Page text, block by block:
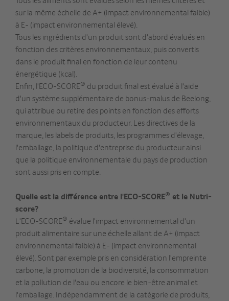
sur la même échelle de A+ (impact environnemental faible)
à E- (impact environnemental élevé).
Tous les ingrédients d'un produit sont d'abord évalués en
fonction des critères environnementaux, puis convertis
dans le produit final en fonction de leur contenu
énergétique (kcal).
Enfin, l'ECO-SCORE® du produit final est évalué à l'aide
d'un système supplémentaire de bonus-malus de Beelong,
qui attribue ou retire des points en fonction des efforts
environnementaux du producteur. Les directives de la
marque, les labels de produits, les programmes d'élevage,
l'emballage, la politique d'entreprise du producteur ainsi
que la politique environnementale du pays de production
sont aussi pris en compte.
Quelle est la différence entre l'ECO-SCORE® et le Nutri-
score?
L'ECO-SCORE® évalue l'impact environnemental d'un
produit alimentaire sur une échelle allant de A+ (impact
environnemental faible) à E- (impact environnemental
élevé). Sont par exemple pris en considération l'empreinte
carbone, la promotion de la biodiversité, la consommation
et la pollution de l'eau ou encore le bien-être animal et
l'emballage. Indépendamment de la catégorie de produits,